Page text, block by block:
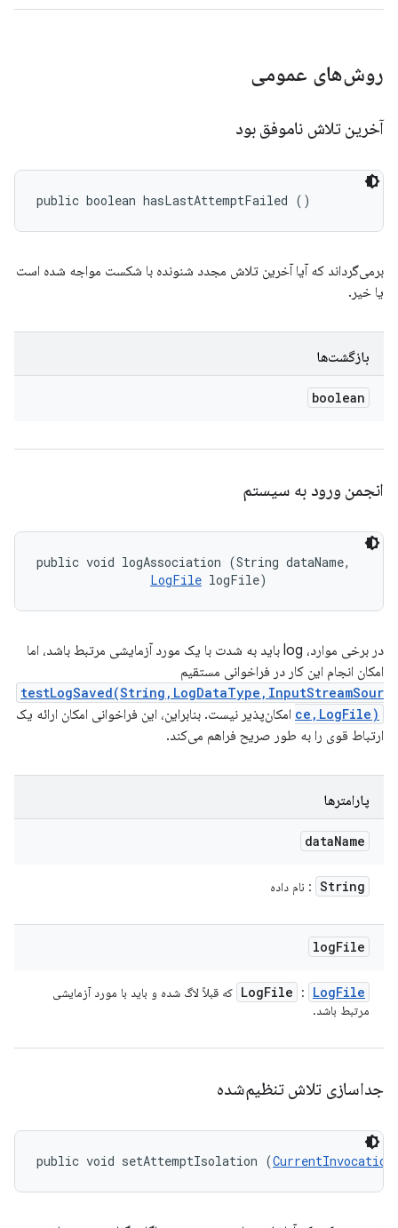
روش‌های عمومی
آخرین تلاش ناموفق بود
public boolean hasLastAttemptFailed ()
برمی‌گرداند که آیا آخرین تلاش مجدد شنونده با شکست مواجه شده است
یا خیر.
بازگشت‌ها
boolean
انجمن ورود به سیستم
public void logAssociation (String dataName,
LogFile logFile)
در برخی موارد، log باید به شدت با یک مورد آزمایشی مرتبط باشد، اما
امکان انجام این کار در فراخوانی مستقیم
testLogSaved(String,LogDataType,InputStreamSour
ce,LogFile) امکان‌پذیر نیست. بنابراین، این فراخوانی امکان ارائه یک
ارتباط قوی را به طور صریح فراهم می‌کند.
پارامترها
dataName
String : نام داده
logFile
LogFile : LogFile
که قبلاً لاگ شده و باید با مورد آزمایشی
مرتبط باشد.
جداسازی تلاش تنظیم‌شده
public void setAttemptIsolation (